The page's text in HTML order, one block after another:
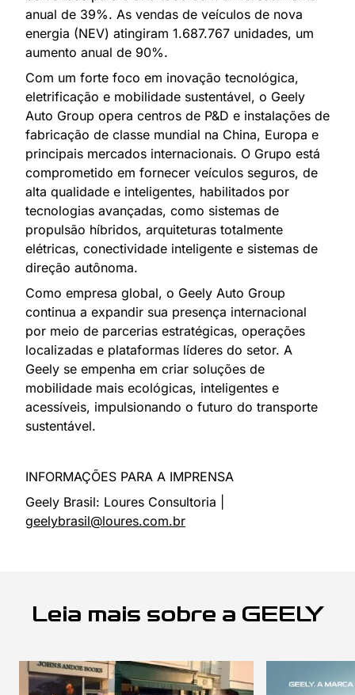
anual de 39%. As vendas de veículos de nova
energia (NEV) atingiram 1.687.767 unidades, um
aumento anual de 90%.
Com um forte foco em inovação tecnológica,
eletrificação e mobilidade sustentável, o Geely
Auto Group opera centros de P&D e instalações de
fabricação de classe mundial na China, Europa e
principais mercados internacionais. O Grupo está
comprometido em fornecer veículos seguros, de
alta qualidade e inteligentes, habilitados por
tecnologias avançadas, como sistemas de
propulsão híbridos, arquiteturas totalmente
elétricas, conectividade inteligente e sistemas de
direção autônoma.
Como empresa global, o Geely Auto Group
continua a expandir sua presença internacional
por meio de parcerias estratégicas, operações
localizadas e plataformas líderes do setor. A
Geely se empenha em criar soluções de
mobilidade mais ecológicas, inteligentes e
acessíveis, impulsionando o futuro do transporte
sustentável.
INFORMAÇÕES PARA A IMPRENSA
Geely Brasil: Loures Consultoria |
geelybrasil@loures.com.br
Leia mais sobre a GEELY